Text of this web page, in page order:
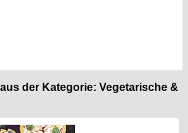
der Kategorie: Vegetarische &